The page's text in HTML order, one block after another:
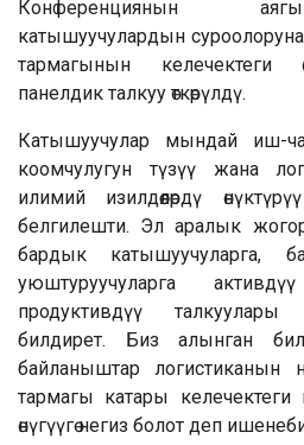
Конференциянын
катышуучулардын
тармагынын келечектеги
панелдик талкуу өткөрүлдү.
Катышуучулар мындай иш-
коомчулугун түзүү жана
илимий изилдөөлөрдү
белгилешти. Эл аралык
бардык катышуучуларга,
уюштуруучуларга
продуктивдүү
билдирет. Биз алынган
байланыштар логистиканын
тармагы катары
өнүгүүгө негиз болот деп